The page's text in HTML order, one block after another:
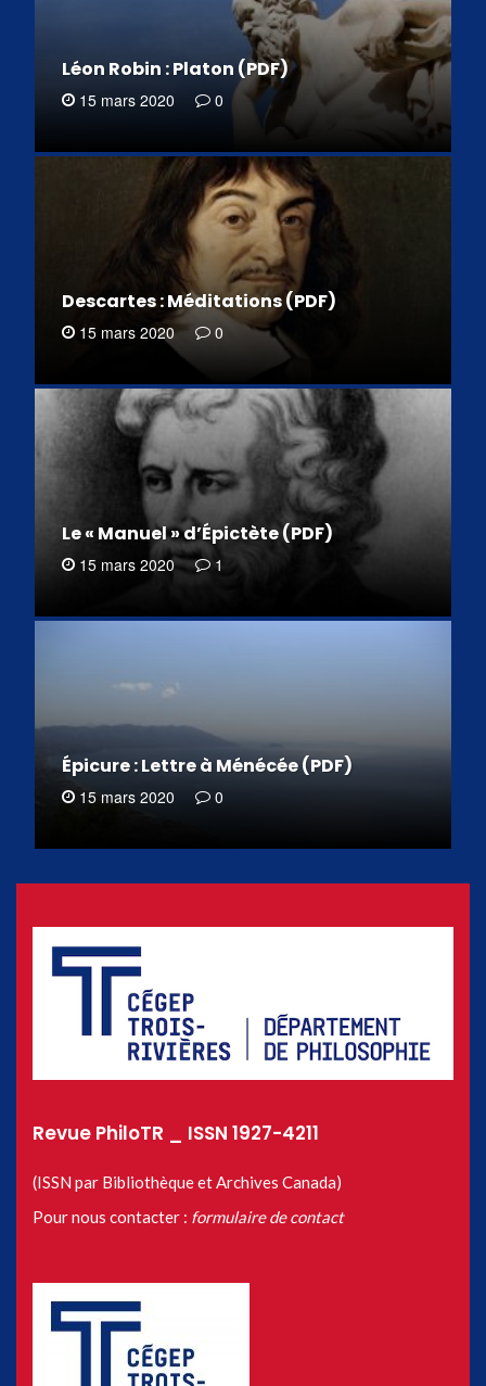
Léon Robin : Platon (PDF)
15 mars 2020 0
Descartes : Méditations (PDF)
15 mars 2020 0
Le « Manuel » d’Épictète (PDF)
15 mars 2020 1
Épicure : Lettre à Ménécée (PDF)
15 mars 2020 0
Revue PhiloTR _ ISSN 1927-4211
(ISSN par Bibliothèque et Archives Canada)
Pour nous contacter : formulaire de contact